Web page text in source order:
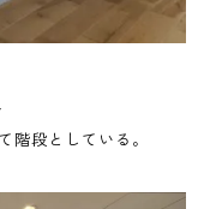
階段としている。